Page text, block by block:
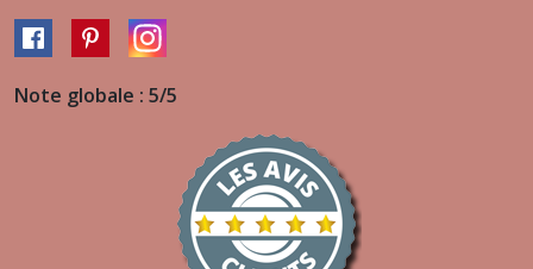
Note globale : 5/5